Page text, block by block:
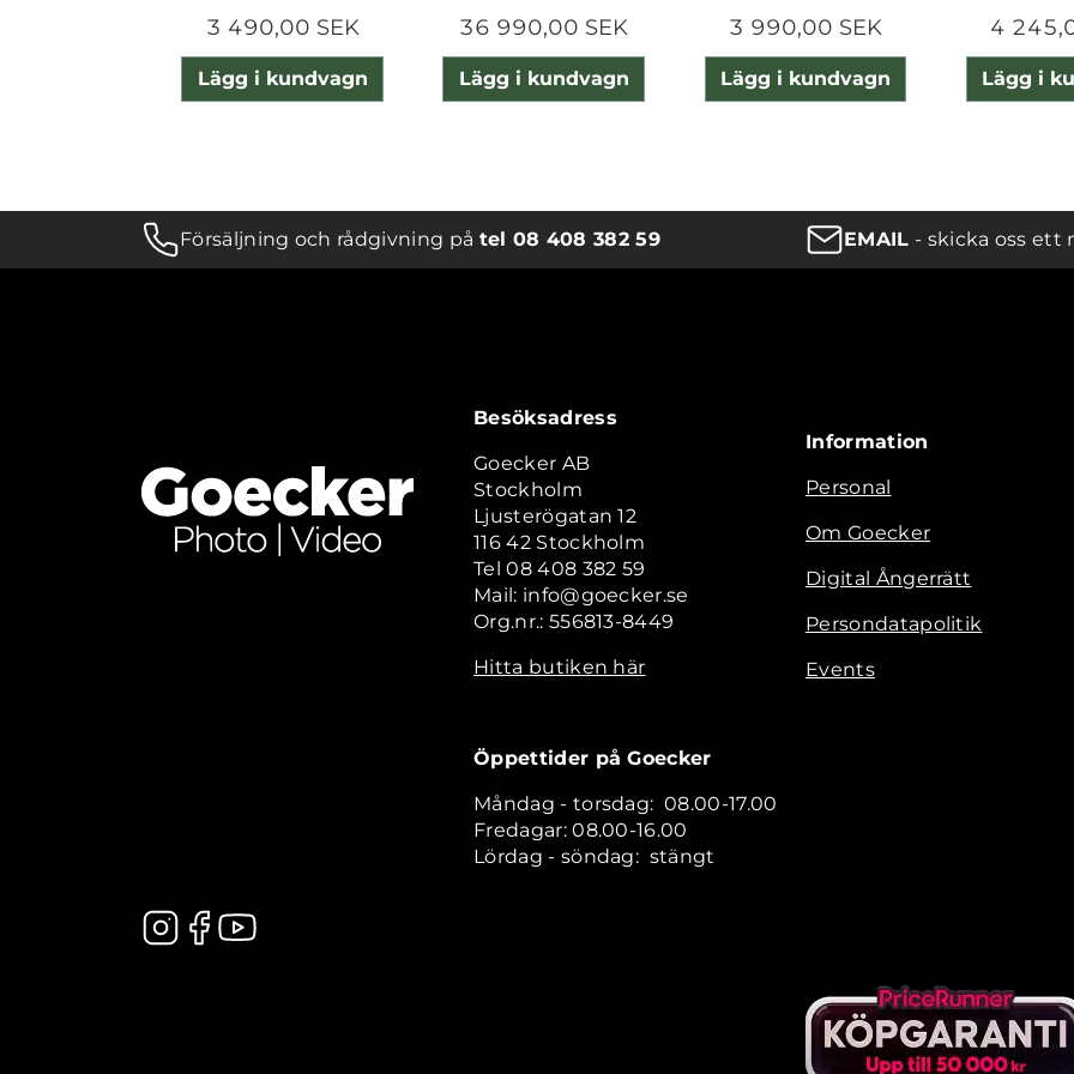
3 490,00 SEK
Lägg i kundvagn
36 990,00 SEK
Lägg i kundvagn
3 990,00 SEK
Lägg i kundvagn
4
Lägg i
Försäljning och rådgivning på tel 08 408 382 59 EMAIL - skicka oss ett
Besöksadress
Goecker AB
Stockholm
Ljusterögatan 12
116 42 Stockholm
Tel 08 408 382 59
Mail: info@goecker.se
Org.nr.: 556813-8449
Hitta butiken här
Öppettider på Goecker
Måndag - torsdag: 08.00-17.00
Fredagar: 08.00-16.00
Lördag - söndag: stängt
Information
Personal
Om Goecker
Digital Ångerrätt
Persondatapolitik
Events